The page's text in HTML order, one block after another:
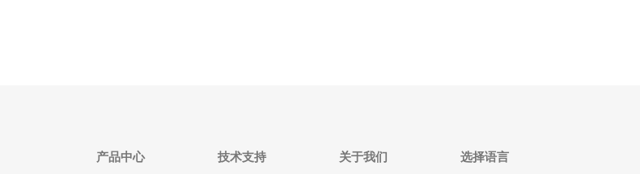
产品中心 技术支持 关于我们 选择语言